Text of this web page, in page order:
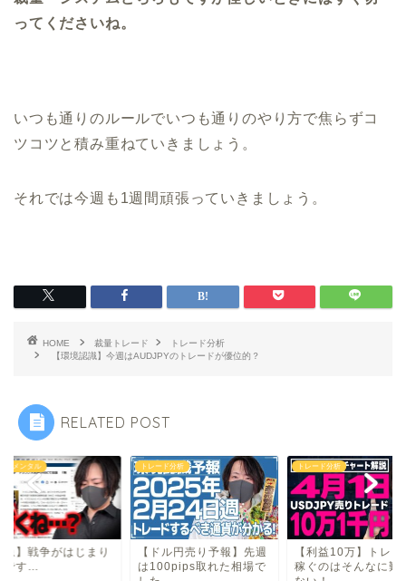
ってくださいね。
いつも通りのルールでいつも通りのやり方で焦らずコ
ツコツと積み重ねていきましょう。
それでは今週も1週間頑張っていきましょう。
HOME 裁量トレード
トレード分析
【環境認識】今週はAUDJPYのトレードが優位的？
RELATED POST
ダメンタル
急】戦争がはじまり
です…
トレード分析
【ドル円売り予報】先週
は100pips取れた相場で
トレード分析
【利益10万】トレー
稼ぐのはそんなに難